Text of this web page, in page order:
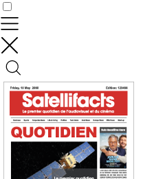
Contrôler vos données